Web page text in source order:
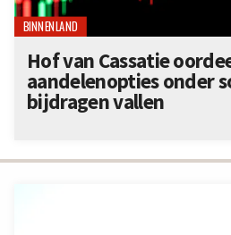
BINNENLAND
Hof van Cassatie
aandelenopties onder
bijdragen vallen